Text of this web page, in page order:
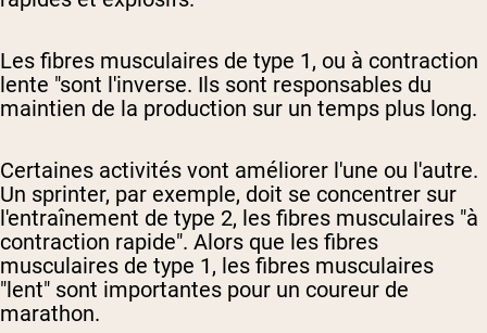
Les fibres musculaires de type 1, ou à contraction
lente "sont l'inverse. Ils sont responsables du
maintien de la production sur un temps plus long.
Certaines activités vont améliorer l'une ou l'autre.
Un sprinter, par exemple, doit se concentrer sur
l'entraînement de type 2, les fibres musculaires "à
contraction rapide". Alors que les fibres
musculaires de type 1, les fibres musculaires
"lent" sont importantes pour un coureur de
marathon.